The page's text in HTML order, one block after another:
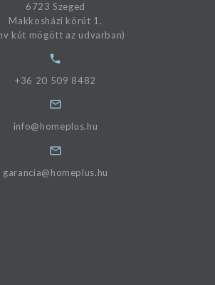
6723 Szeged
Makkosházi körút 1.
kút mögött az udvarban)
+36 20 509 8482
info@homeplus.hu
garancia@homeplus.hu